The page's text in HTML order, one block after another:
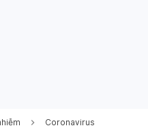
Coronavirus